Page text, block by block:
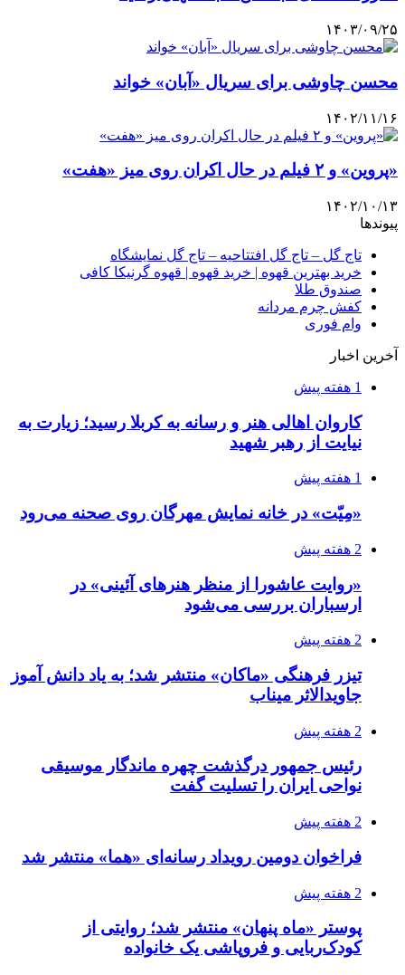
۱۴۰۳/۰۹/۲۵
محسن چاوشی برای سریال «آبان» خواند
۱۴۰۲/۱۱/۱۶
«پروین» و ۲ فیلم در حال اکران روی میز «هفت»
۱۴۰۲/۱۰/۱۳
پیوندها
تاج گل – تاج گل افتتاحیه – تاج گل نمایشگاه
خرید بهترین قهوه | خرید قهوه | قهوه گرنیکا کافی
صندوق طلا
کفش چرم مردانه
وام فوری
آخرین اخبار
1 هفته پیش
کاروان اهالی هنر و رسانه به کربلا رسید؛ زیارت به
نیایت از رهبر شهید
1 هفته پیش
«مِیّت» در خانه نمایش مهرگان روی صحنه می‌رود
2 هفته پیش
«روایت عاشورا از منظر هنرهای آئینی» در
ارسباران بررسی می‌شود
2 هفته پیش
تیزر فرهنگی «ماکان» منتشر شد؛ به یاد دانش آموز
جاویدالاثر میناب
2 هفته پیش
رئیس جمهور درگذشت چهره ماندگار موسیقی
نواحی ایران را تسلیت گفت
2 هفته پیش
فراخوان دومین رویداد رسانه‌ای «هما» منتشر شد
2 هفته پیش
پوستر «ماه پنهان» منتشر شد؛ روایتی از
کودک‌ربایی و فروپاشی یک خانواده